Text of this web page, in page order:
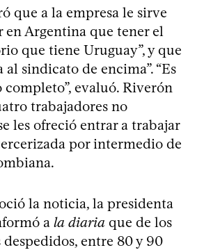
que a la empresa le sirve
en Argentina que tener el
que tiene Uruguay”, y que
al sindicato de encima”. “Es
evaluó. Riverón
trabajadores no
les ofreció entrar a trabajar
por intermedio de
la noticia, la presidenta
a la diaria que de los
entre 80 y 90